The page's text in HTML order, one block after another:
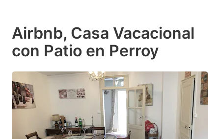
Airbnb, Casa Vacacional
con Patio en Perroy